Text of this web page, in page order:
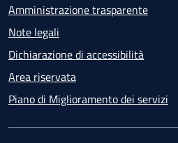
Amministrazione trasparente
Note legali
Dichiarazione di accessibilità
Area riservata
Piano di Miglioramento dei servizi